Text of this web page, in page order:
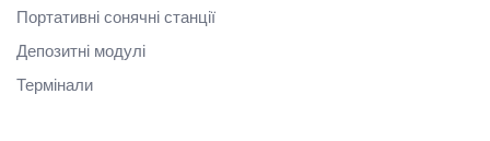
Портативні сонячні станції
Депозитні модулі
Термінали